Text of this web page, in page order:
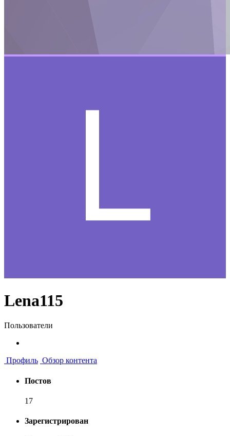
Lena115
Пользователи
Профиль Обзор контента
Постов
17
Зарегистрирован